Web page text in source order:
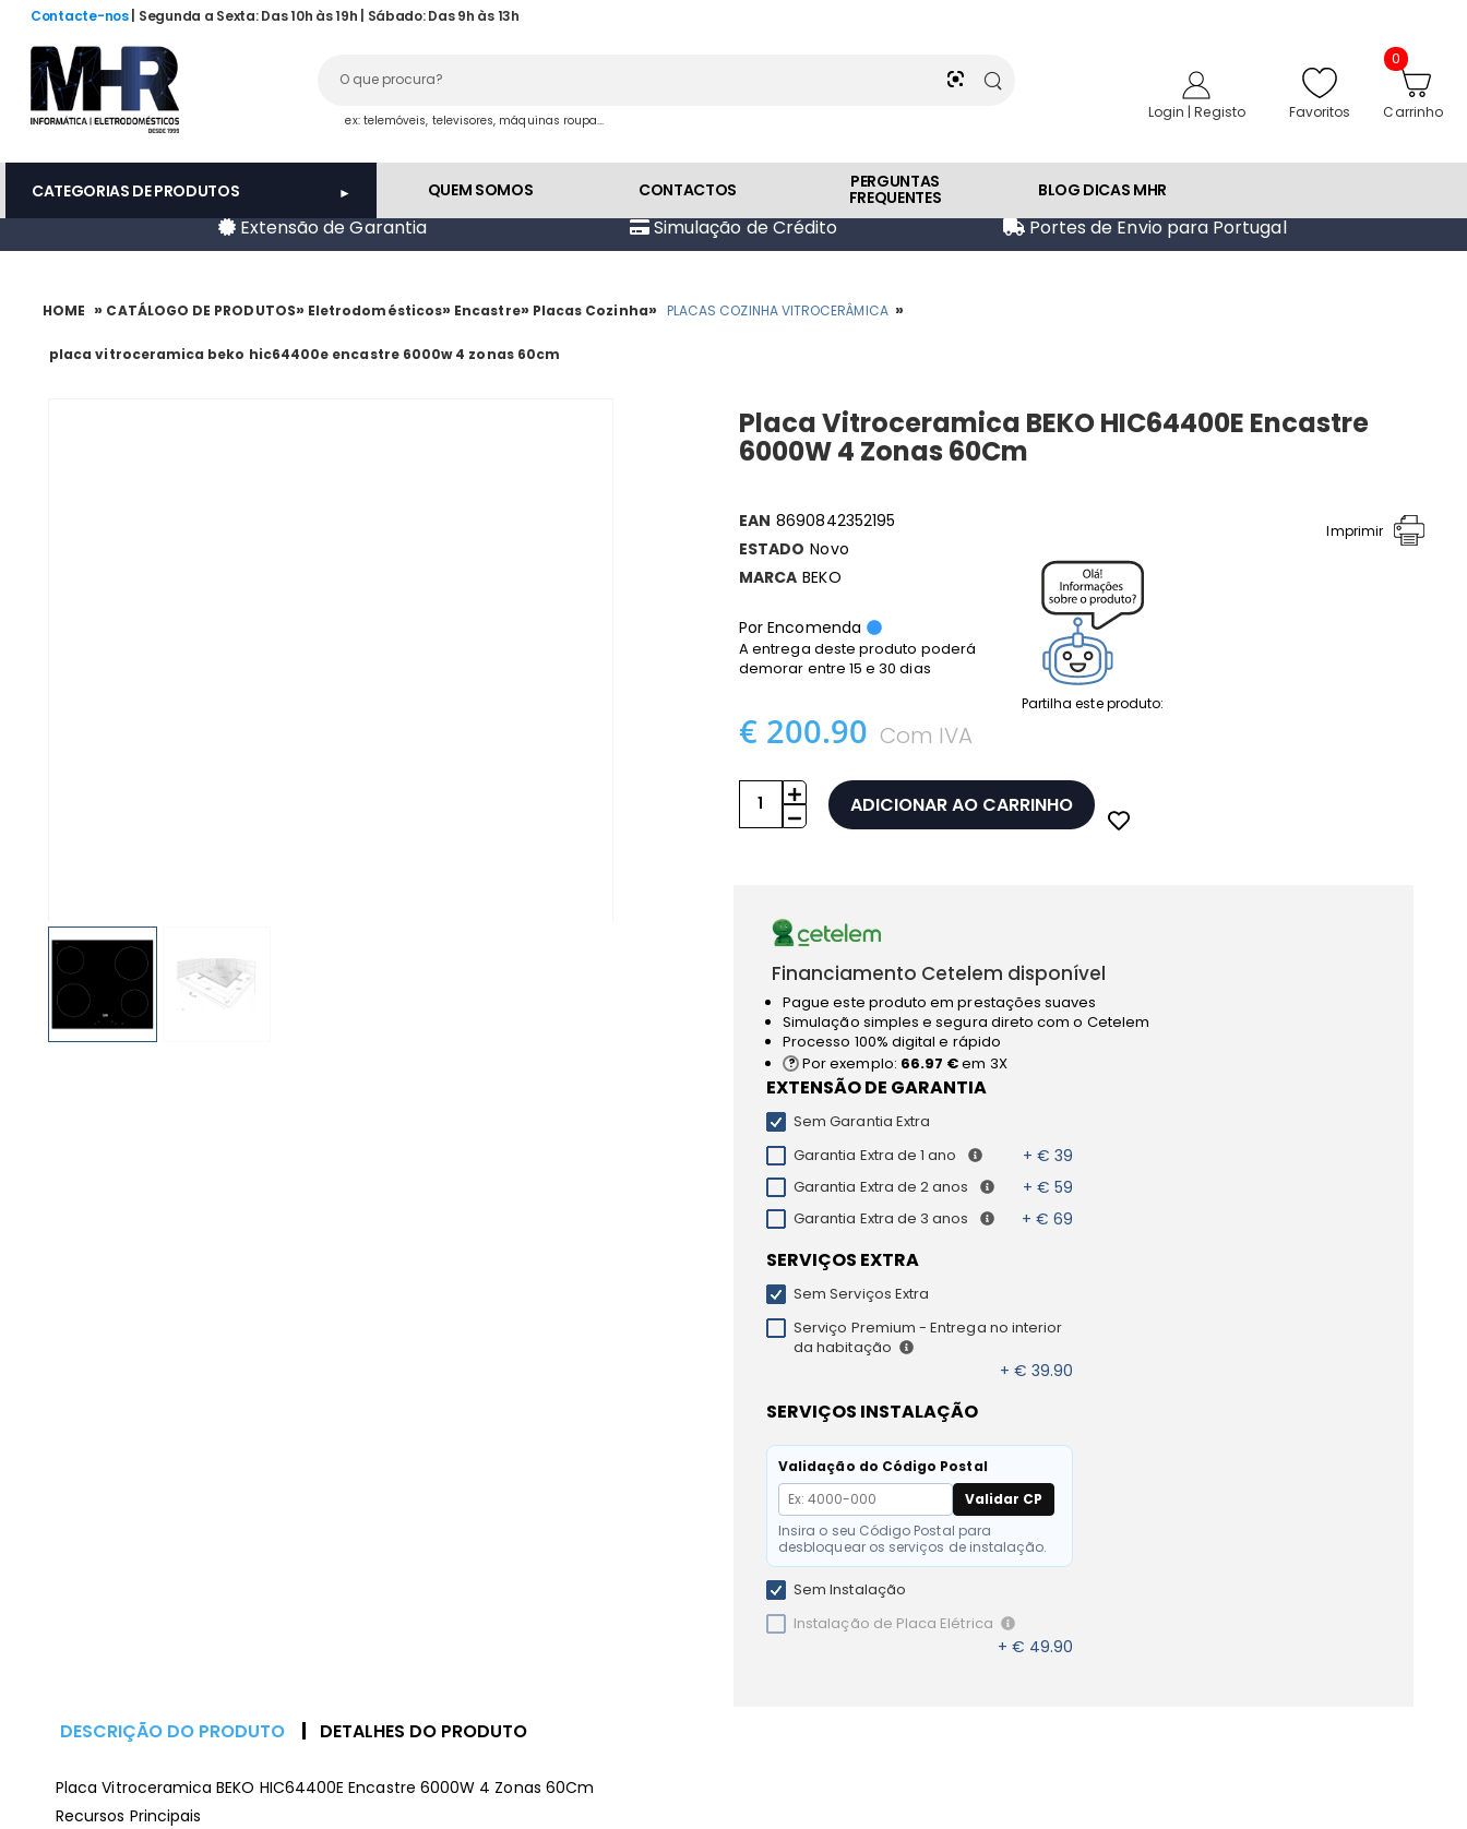
Contacte-nos | Segunda a Sexta: Das 10h às 19h | Sábado: Das 9h às 13h
ex: telemóveis, televisores, máquinas roupa... Login | Registo Favoritos
0
Carrinho
CATEGORIAS DE PRODUTOS QUEM SOMOS CONTACTOS PERGUNTAS
FREQUENTES BLOG DICAS MHR
Extensão de Garantia Simulação de Crédito Portes de Envio para Portugal
HOME » CATÁLOGO DE PRODUTOS»Eletrodomésticos» Encastre»Placas Cozinha» PLACAS COZINHA VITROCERÂMICA »
placa vitroceramica beko hic64400e encastre 6000w 4 zonas 60cm
Placa Vitroceramica BEKO HIC64400E Encastre
6000W 4 Zonas 60Cm
EAN 8690842352195
ESTADO Novo
MARCA BEKO
Por Encomenda
A entrega deste produto poderá
demorar entre 15 e 30 dias
Imprimir
Partilha este produto:
€ 200.90 Com IVA
ADICIONAR AO CARRINHO
Financiamento Cetelem disponível
Pague este produto em prestações suaves
Simulação simples e segura direto com o Cetelem
Processo 100% digital e rápido
Por exemplo: 66.97 €em 3X
EXTENSÃO DE GARANTIA
Sem Garantia Extra
Garantia Extra de 1 ano
+ € 39
Garantia Extra de 2 anos + € 59
Garantia Extra de 3 anos + € 69
SERVIÇOS EXTRA
Sem Serviços Extra
Serviço Premium - Entrega no interior
da habitação
+ € 39.90
SERVIÇOS INSTALAÇÃO
Validação do Código Postal
Validar CP
Insira o seu Código Postal para
desbloquear os serviços de instalação.
Sem Instalação
Instalação de Placa Elétrica
+ € 49.90
DESCRIÇÃO DO PRODUTO DETALHES DO PRODUTO
Placa Vitroceramica BEKO HIC64400E Encastre 6000W 4 Zonas 60Cm
Recursos Principais